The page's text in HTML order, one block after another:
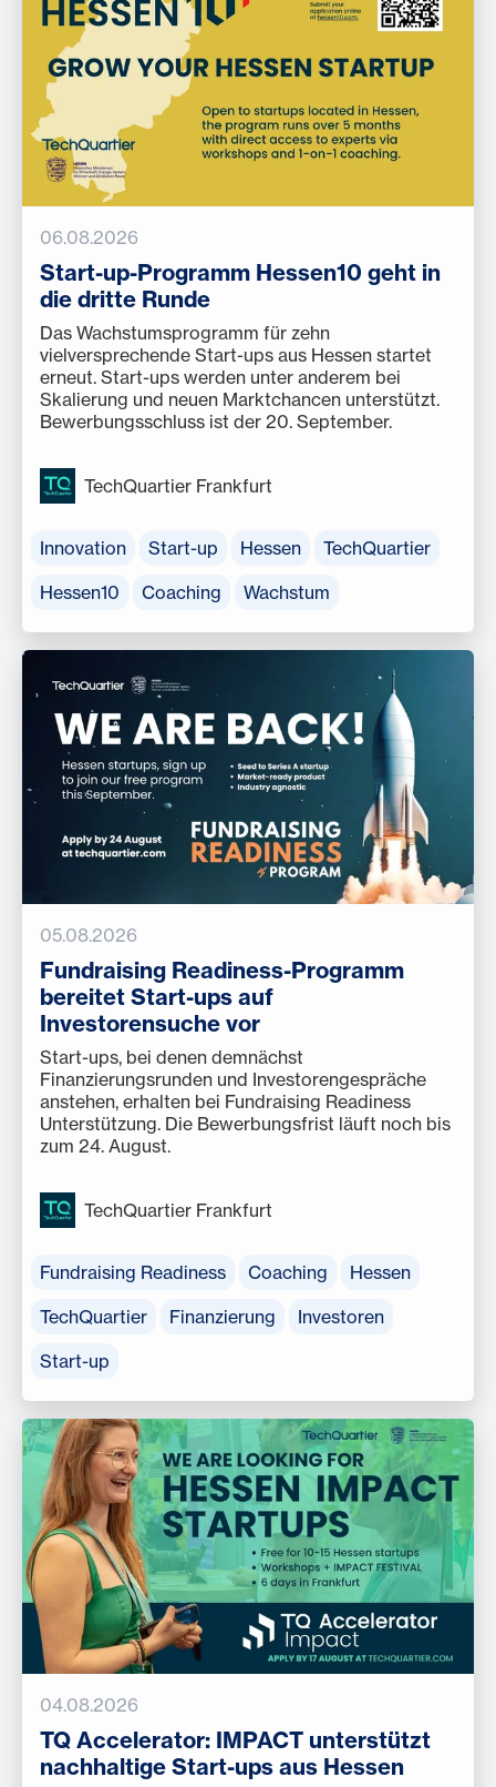
06.08.2026
Start-up-Programm Hessen10 geht in
die dritte Runde
Das Wachstumsprogramm für zehn
vielversprechende Start-ups aus Hessen startet
erneut. Start-ups werden unter anderem bei
Skalierung und neuen Marktchancen unterstützt.
Bewerbungsschluss ist der 20. September.
TechQuartier Frankfurt
Innovation Start-up Hessen
TechQuartier
Hessen10
Coaching Wachstum
05.08.2026
Fundraising Readiness-Programm
bereitet Start-ups auf
Investorensuche vor
Start-ups, bei denen demnächst
Finanzierungsrunden und Investorengespräche
anstehen, erhalten bei Fundraising Readiness
Unterstützung. Die Bewerbungsfrist läuft noch bis
zum 24. August.
TechQuartier Frankfurt
Fundraising Readiness Coaching
Hessen
TechQuartier
Finanzierung
Investoren
Start-up
04.08.2026
TQ Accelerator: IMPACT unterstützt
nachhaltige Start-ups aus Hessen